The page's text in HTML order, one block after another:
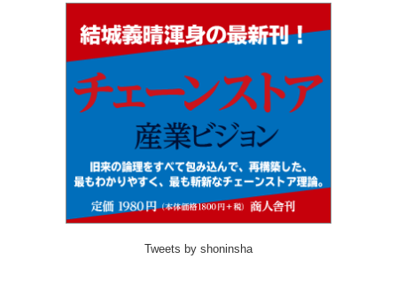
Tweets by shoninsha